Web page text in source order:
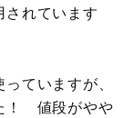
れています
ていますが、
！ 値段がやや